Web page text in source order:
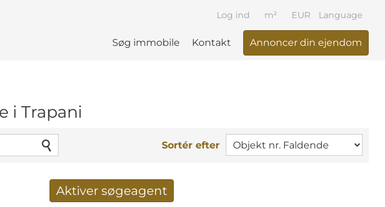
Language
Søg immobile Kontakt Annoncer din ejendom
Log ind EUR
m²
i Trapani
Sortér efter
Aktiver søgeagent